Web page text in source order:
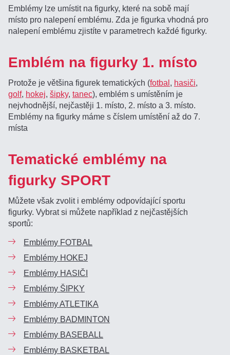
Emblémy lze umístit na figurky, které na sobě mají
místo pro nalepení emblému. Zda je figurka vhodná pro
nalepení emblému zjistíte v parametrech každé figurky.
Emblém na figurky 1. místo
Protože je většina figurek tematických (fotbal, hasiči,
golf, hokej,šipky,tanec), emblém s umístěním je
nejvhodnější, nejčastěji 1. místo, 2. místo a 3. místo.
Emblémy na figurky máme s číslem umístění až do 7.
místa
Tematické emblémy na
figurky SPORT
Můžete však zvolit i emblémy odpovídající sportu
figurky. Vybrat si můžete například z nejčastějších
sportů:
Emblémy FOTBAL
Emblémy HOKEJ
Emblémy HASIČI
Emblémy ŠIPKY
Emblémy ATLETIKA
Emblémy BADMINTON
Emblémy BASEBALL
Emblémy BASKETBAL